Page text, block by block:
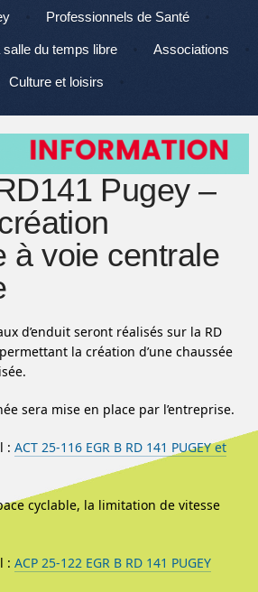
Professionnels de Santé
salle du temps libre Associations
Culture et loisirs
Pugey –
à voie centrale
d’enduit seront réalisés sur la RD
la création d’une chaussée
sera mise en place par l’entreprise.
: ACT 25-116 EGR B RD 141 PUGEY et
cyclable, la limitation de vitesse
: ACP 25-122 EGR B RD 141 PUGEY